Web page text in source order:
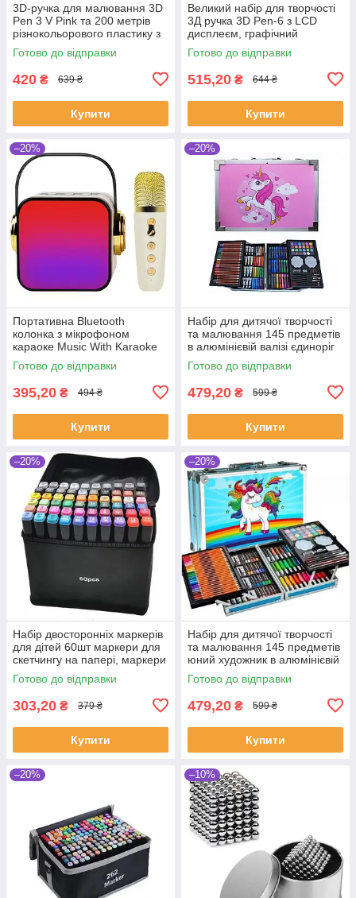
3D-ручка для малювання 3D
Pen 3 V Pink та 200 метрів
різнокольорового пластику з
трафаретами Рожевий
Готово до відправки
420 ₴ 639 ₴
Купити
Великий набір для творчості
3Д ручка 3D Pen-6 з LCD
дисплеєм, графічний
планшет, 100 м пластику та
трафарети в комплекті
Готово до відправки
515,20 ₴ 644 ₴
Купити
–20%
Портативна Bluetooth
колонка з мікрофоном
караоке Music With Karaoke
Біла Колонка RGB з
підсвічуванням
Готово до відправки
395,20 ₴ 494 ₴
Купити
–20%
Набір для дитячої творчості
та малювання 145 предметів
в алюмінієвій валізі єдиноріг
Рожевий
Готово до відправки
479,20 ₴ 599 ₴
Купити
–20%
Набір двосторонніх маркерів
для дітей 60шт маркери для
скетчингу на папері, маркери
для дітей
Готово до відправки
303,20 ₴ 379 ₴
Купити
–20%
Набір для дитячої творчості
та малювання 145 предметів
юний художник в алюмінієвій
валізі єдиноріг Синій
Готово до відправки
479,20 ₴ 599 ₴
Купити
–20% –10%